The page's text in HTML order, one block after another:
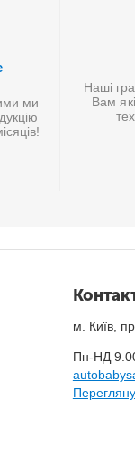
ми
Наші
Вам
м. Київ,
Пн-НД